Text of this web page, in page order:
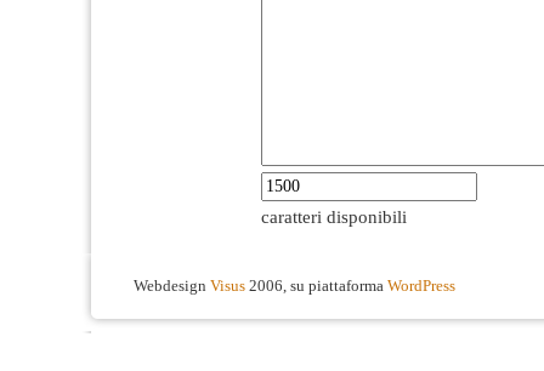
caratteri disponibili
Webdesign Visus 2006, su piattaforma WordPress